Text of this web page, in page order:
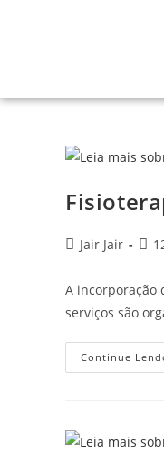
Jair Jair
A incorporação
serviços são
Continue